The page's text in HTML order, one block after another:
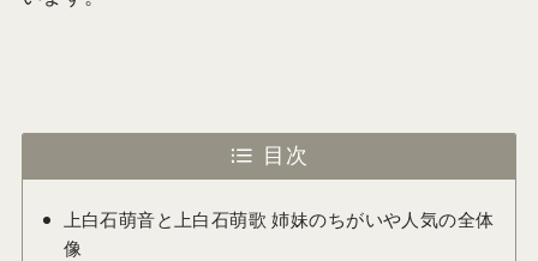
目次
上白石萌音と上白石萌歌 姉妹のちがいや人気の全体
像